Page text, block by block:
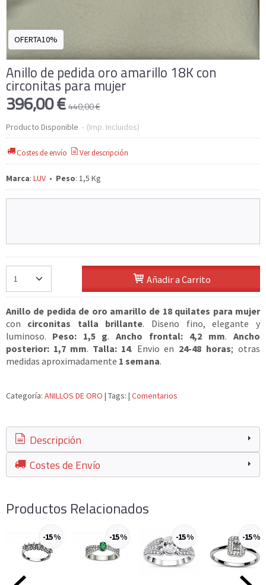
OFERTA10%
Anillo de pedida oro amarillo 18K con
circonitas para mujer
396,00 €440,00 €
Producto Disponible - (Imp. Incluidos)
Costes de envío Ver descripción
Marca: LUV • Peso: 1,5 Kg
Añadir a Carrito
Anillo de pedida de oro amarillo de 18 quilates para mujer
con circonitas talla brillante. Diseno fino, elegante y
luminoso. Peso: 1,5 g. Ancho frontal: 4,2 mm. Ancho
posterior: 1,7 mm. Talla: 14. Envio en 24-48 horas; otras
medidas aproximadamente 1 semana.
Categoría: ANILLOS DE ORO | Tags: | Comentarios
Descripción
Costes de Envío
Productos Relacionados
-15 % -15 % -15 % -15 %